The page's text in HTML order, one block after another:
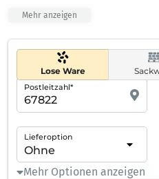
Mehr anzeigen
Lose Ware
Postleitzahl*
Lieferoption
Mehr Optionen anzeigen